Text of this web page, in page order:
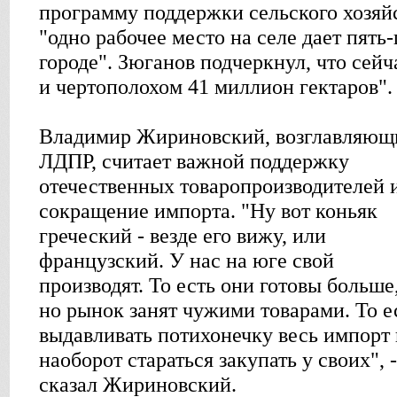
программу поддержки сельского
"одно рабочее место на селе дает
городе". Зюганов подчеркнул, что
и чертополохом 41 миллион гектаров".
Владимир Жириновский,
ЛДПР, считает важной поддержку
отечественных товаропроизводителей
сокращение импорта. "Ну вот коньяк
греческий - везде его вижу, или
французский. У нас на юге свой
производят. То есть они готовы
но рынок занят чужими товарами. То
выдавливать потихонечку весь импорт
наоборот стараться закупать у своих", -
сказал Жириновский.